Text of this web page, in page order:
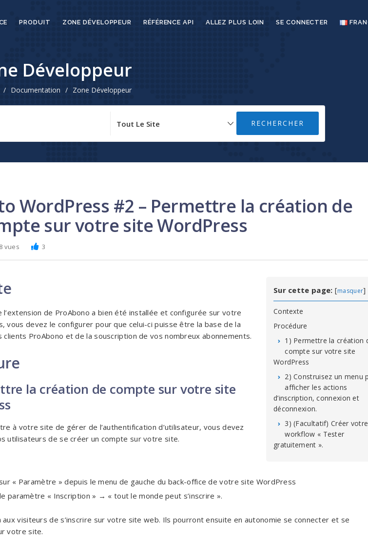
PRODUIT ZONE DÉVELOPPEUR RÉFÉRENCE API ALLEZ PLUS LOIN SE CONNECTER
Développeur
/ Documentation / Zone Développeur
WordPress #2 – Permettre la création de
sur votre site WordPress
vues 3
Sur cette page: [masquer]
Contexte
Procédure
1) Permettre la création
compte sur votre site
WordPress
2) Construisez un menu
afficher les actions
d’inscription, connexion et
déconnexion.
3) (Facultatif) Créer votre
workflow « Tester
gratuitement ».
l’extension de ProAbono a bien été installée et configurée sur votre
vous devez le configurer pour que celui-ci puisse être la base de la
clients ProAbono et de la souscription de vos nombreux abonnements.
la création de compte sur votre site
à votre site de gérer de l’authentification d’utilisateur, vous devez
utilisateurs de se créer un compte sur votre site.
« Paramètre » depuis le menu de gauche du back-office de votre site WordPress
paramètre « Inscription » → « tout le monde peut s’inscrire ».
visiteurs de s’inscrire sur votre site web. Ils pourront ensuite en autonomie se connecter et se
votre site.